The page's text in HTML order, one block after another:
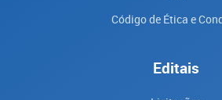
Código de Ética e
Editais